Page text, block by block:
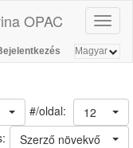
OPAC
#/oldal: 12
Szerző növekvő